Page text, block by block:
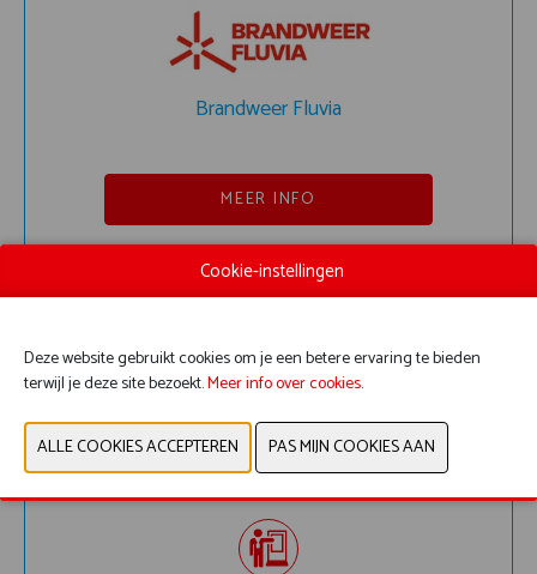
Brandweer Fluvia
MEER INFO
TOEVOEGEN AAN MIJN
9:30-17:00
Hal 6
Cookie-instellingen
Deze website gebruikt cookies om je een betere ervaring te bieden
terwijl je deze site bezoekt.Meer info over cookies.